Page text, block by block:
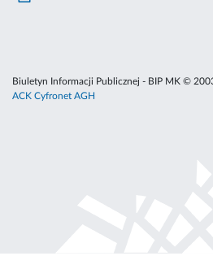
Biuletyn Informacji Publicznej - BIP MK ©
ACK Cyfronet AGH